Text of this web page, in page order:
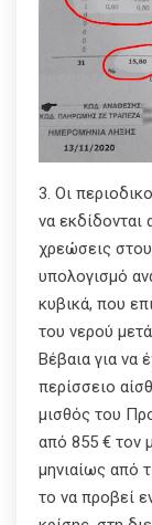
3. Οι
να εκδίδονται
χρεώσεις
υπολογισμό
κυβικά, που
του νερού
Βέβαια για να
περίσσειο
μισθός του
από 855 € τον
μηνιαίως από
το να προβεί